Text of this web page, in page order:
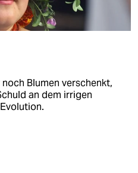
Blumen verschenkt,
an dem irrigen